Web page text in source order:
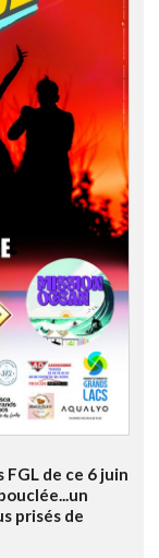
FGL de ce 6 juin
prisés de